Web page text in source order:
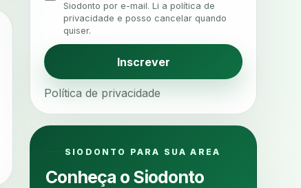
agendamento digital
agendamento inteligente
ajuste oclusal ajuste protetico
ambiente clinico ampliacao
Siodonto por e-mail. Li a política de
privacidade e posso cancelar quando
quiser.
Inscrever
Política de privacidade
SIODONTO PARA SUA AREA
Conheça o Siodonto